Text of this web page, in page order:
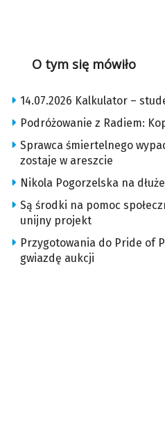
O tym się mówiło
14.07.2026 Kalkulator –
Podróżowanie z Radiem:
Sprawca śmiertelnego
zostaje w areszcie
Nikola Pogorzelska na
Są środki na pomoc
unijny projekt
Przygotowania do Pride of
gwiazdę aukcji